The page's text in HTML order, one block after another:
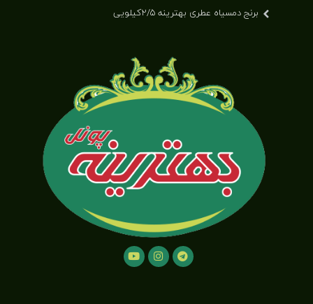
برنج دمسیاه عطری بهترینه ۲/۵کیلویی